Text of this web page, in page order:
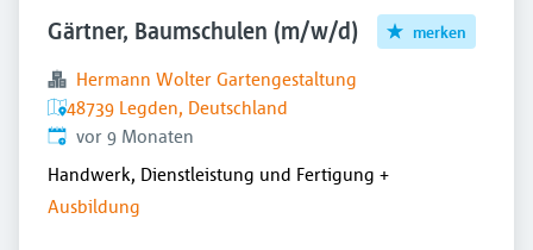
Gärtner, Baumschulen (m/w/d) merken
Hermann Wolter Gartengestaltung
48739 Legden, Deutschland
Veröffentlicht:
vor 9 Monaten
Handwerk, Dienstleistung und Fertigung +
Ausbildung